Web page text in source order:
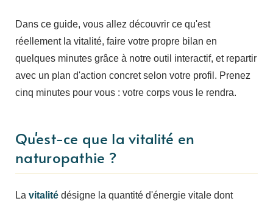
Dans ce guide, vous allez découvrir ce qu'est
réellement la vitalité, faire votre propre bilan en
quelques minutes grâce à notre outil interactif, et repartir
avec un plan d'action concret selon votre profil. Prenez
cinq minutes pour vous : votre corps vous le rendra.
Qu'est-ce que la vitalité en
naturopathie ?
La vitalité désigne la quantité d'énergie vitale dont